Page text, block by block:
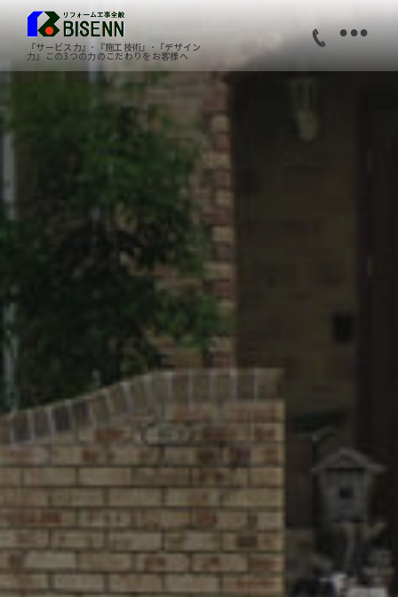
『サービス力』･『施工技術』･『デザイン
力』この3つの力のこだわりをお客様へ
•